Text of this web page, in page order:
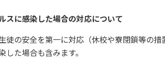
スに感染した場合の対応について
徒の安全を第一に対応（休校や寮閉鎖等の措
た場合も含みます。